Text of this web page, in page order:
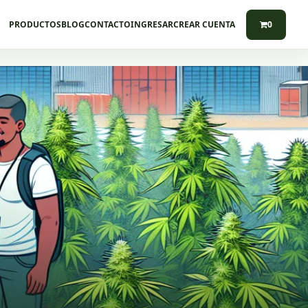
PRODUCTOSBLOGCONTACTOINGRESARCREAR CUENTA 0